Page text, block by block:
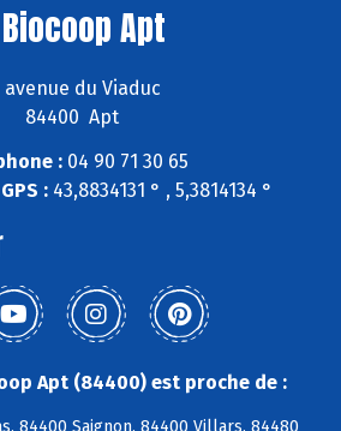
Biocoop Apt
avenue du Viaduc
84400 Apt
: 04 90 71 30 65
:43,8834131 ° , 5,3814134 °
Apt (84400) est proche de :
84400 Saignon, 84400 Villars, 84480